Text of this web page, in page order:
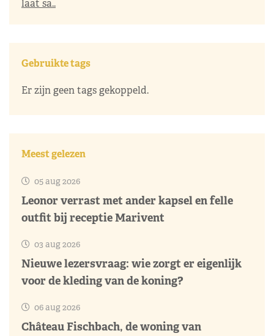
laat sa..
Gebruikte tags
Er zijn geen tags gekoppeld.
Meest gelezen
05 aug 2026
Leonor verrast met ander kapsel en felle
outfit bij receptie Marivent
03 aug 2026
Nieuwe lezersvraag: wie zorgt er eigenlijk
voor de kleding van de koning?
06 aug 2026
Château Fischbach, de woning van